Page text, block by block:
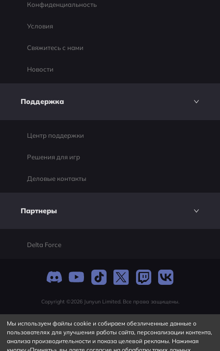
Конфиденциальность
Условия
Свяжитесь с нами
Новости
Поддержка
Центр поддержки
Решения для игр
Деловые контакты
Партнеры
Delta Force
Copyright ©2026 Junyun Limited. Все права защищены.
Мы используем файлы cookie и собираем обезличенные данные о
пользователях для улучшения работы сайта, персонализации контента,
анализа производительности и показа целевой рекламы. Нажимая